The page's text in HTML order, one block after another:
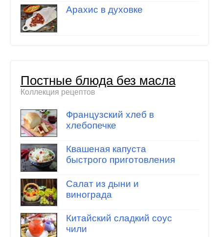
Арахис в духовке
Постные блюда без масла
Коллекция рецептов
Французский хлеб в
хлебопечке
Квашеная капуста
быстрого приготовления
Салат из дыни и
винограда
Китайский сладкий соус
чили